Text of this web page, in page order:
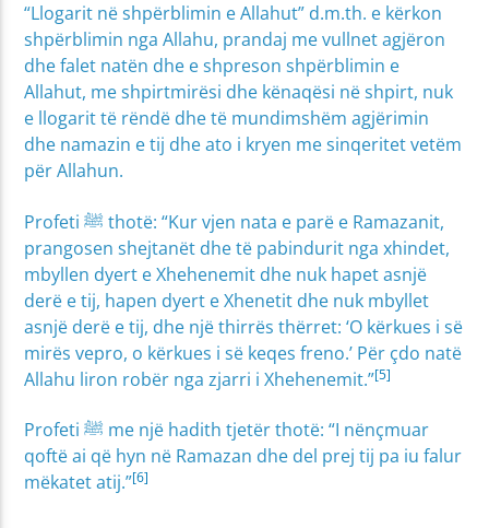
“Llogarit në shpërblimin e Allahut” d.m.th. e kërkon
shpërblimin nga Allahu, prandaj me vullnet agjëron
dhe falet natën dhe e shpreson shpërblimin e
Allahut, me shpirtmirësi dhe kënaqësi në shpirt, nuk
e llogarit të rëndë dhe të mundimshëm agjërimin
dhe namazin e tij dhe ato i kryen me sinqeritet vetëm
për Allahun.
Profeti ﷺ thotë: “Kur vjen nata e parë e Ramazanit,
prangosen shejtanët dhe të pabindurit nga xhindet,
mbyllen dyert e Xhehenemit dhe nuk hapet asnjë
derë e tij, hapen dyert e Xhenetit dhe nuk mbyllet
asnjë derë e tij, dhe një thirrës thërret: ‘O kërkues i së
mirës vepro, o kërkues i së keqes freno.’ Për çdo natë
Allahu liron robër nga zjarri i Xhehenemit.”[5]
Profeti ﷺ me një hadith tjetër thotë: “I nënçmuar
qoftë ai që hyn në Ramazan dhe del prej tij pa iu falur
mëkatet atij.”[6]